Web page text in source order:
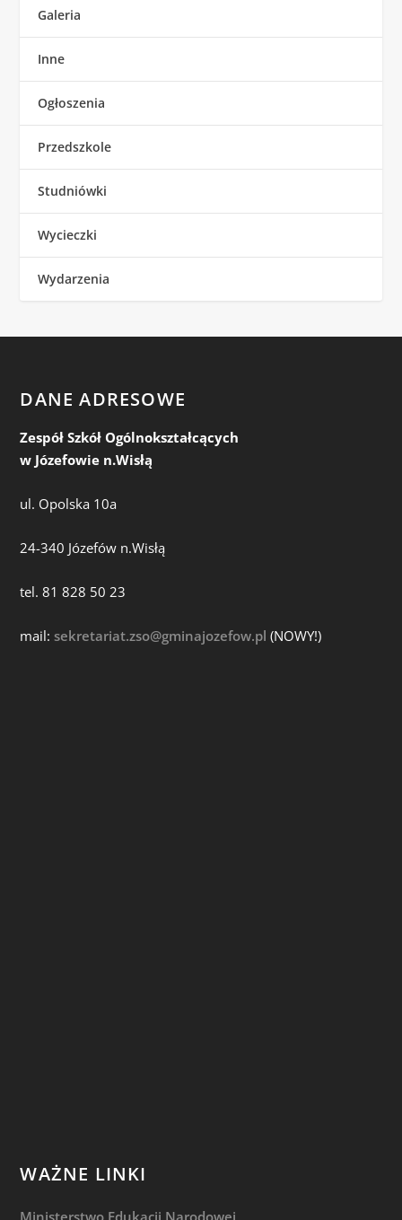
Galeria
Inne
Ogłoszenia
Przedszkole
Studniówki
Wycieczki
Wydarzenia
DANE ADRESOWE
Zespół Szkół Ogólnokształcących
w Józefowie n.Wisłą
ul. Opolska 10a
24-340 Józefów n.Wisłą
tel. 81 828 50 23
mail:sekretariat.zso@gminajozefow.pl (NOWY!)
WAŻNE LINKI